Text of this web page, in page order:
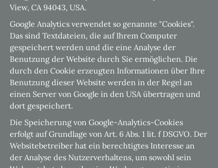
View, CA 94043, USA.
Google Analytics verwendet so genannte "Cookies".
Das sind Textdateien, die auf Ihrem Computer
gespeichert werden und die eine Analyse der
Benutzung der Website durch Sie ermöglichen. Die
durch den Cookie erzeugten Informationen über Ihre
Benutzung dieser Website werden in der Regel an
einen Server von Google in den USA übertragen und
dort gespeichert.
Die Speicherung von Google-Analytics-Cookies
erfolgt auf Grundlage von Art. 6 Abs. 1 lit. f DSGVO. Der
Websitebetreiber hat ein berechtigtes Interesse an
der Analyse des Nutzerverhaltens, um sowohl sein